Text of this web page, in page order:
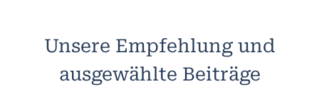
Unsere Empfehlung und
ausgewählte Beiträge